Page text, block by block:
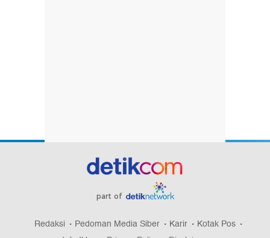
part of
Redaksi Pedoman Media Siber Karir
Kotak Pos